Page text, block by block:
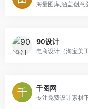
海量图库,涵盖创意
90设计
电商设计（淘宝美
千图网
专注免费设计素材